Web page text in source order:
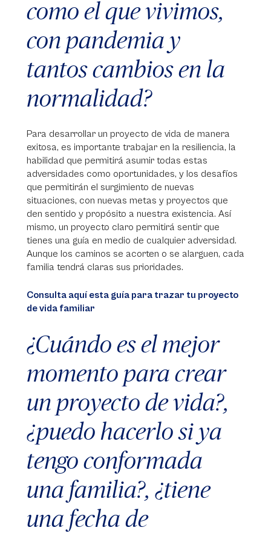
como el que vivimos,
con pandemia y
tantos cambios en la
normalidad?
Para desarrollar un proyecto de vida de manera
exitosa, es importante trabajar en la resiliencia, la
habilidad que permitirá asumir todas estas
adversidades como oportunidades, y los desafíos
que permitirán el surgimiento de nuevas
situaciones, con nuevas metas y proyectos que
den sentido y propósito a nuestra existencia. Así
mismo, un proyecto claro permitirá sentir que
tienes una guía en medio de cualquier adversidad.
Aunque los caminos se acorten o se alarguen, cada
familia tendrá claras sus prioridades.
Consulta aquí esta guía para trazar tu proyecto
de vida familiar
¿Cuándo es el mejor
momento para crear
un proyecto de vida?,
¿puedo hacerlo si ya
tengo conformada
una familia?, ¿tiene
una fecha de